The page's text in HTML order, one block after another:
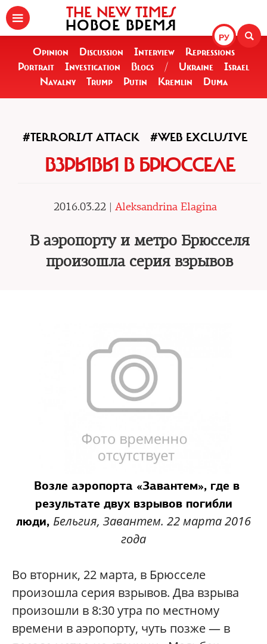
РУ
THE NEW TIMES
НОВОЕ ВРЕМЯ
Opinion Discussion Interview
Repressions
Portrait
Investigation Blogs / Ukraine
Israel
Navalny
Trump Putin Kremlin Duma
#TERRORIST ATTACK #WEB EXCLUSIVE
ВЗРЫВЫ В БРЮССЕЛЕ
2016.03.22 | Aleksandrina Elagina
В аэропорту и метро Брюсселя
произошла серия взрывов
Возле аэропорта «Завантем», где в
результате двух взрывов погибли
люди, Бельгия, Завантем. 22 марта 2016
года
Во вторник, 22 марта, в Брюсселе
произошла серия взрывов. Два взрыва
произошли в 8:30 утра по местному
времени в аэропорту, чуть позже — в